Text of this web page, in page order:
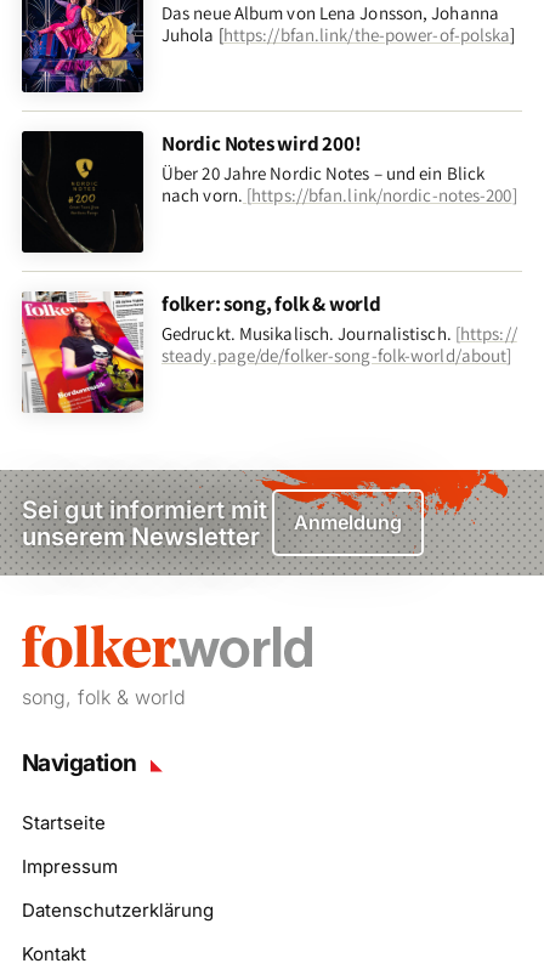
Das neue Album von Lena Jonsson, Johanna
Juhola [https://bfan.link/the-power-of-polska]
Nordic Notes wird 200!
Über 20 Jahre Nordic Notes – und ein Blick
nach vorn. [https://bfan.link/nordic-notes-200]
folker: song, folk & world
Gedruckt. Musikalisch. Journalistisch. [https://
steady.page/de/folker-song-folk-world/about]
Sei gut informiert mit
unserem Newsletter
Anmeldung
song, folk & world
Navigation
Startseite
Impressum
Datenschutzerklärung
Kontakt